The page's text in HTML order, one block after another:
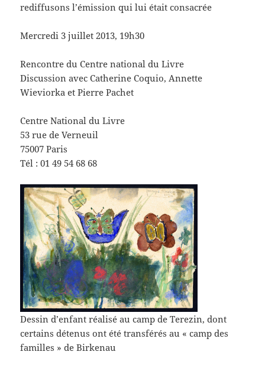
rediffusons l’émission qui lui était consacrée
Mercredi 3 juillet 2013, 19h30
Rencontre du Centre national du Livre
Discussion avec Catherine Coquio, Annette
Wieviorka et Pierre Pachet
Centre National du Livre
53 rue de Verneuil
75007 Paris
Tél : 01 49 54 68 68
Dessin d’enfant réalisé au camp de Terezin, dont
certains détenus ont été transférés au « camp des
familles » de Birkenau